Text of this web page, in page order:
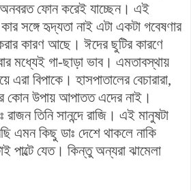
অনবরত ফোন করেই যাচ্ছেন। এই
সঙ্গে হৃদ্যতা নাই এটা একটা গবেষণার
কারণ আছে। ঈদের ছুটির কারণে
মধ্যেই গা-ছাড়া ভাব। এমতাবস্থায়
বিপাকে। হাসপাতালের বেচারারা,
কোন উপায় আপাতত এদের নাই।
রাজন তিনি সানন্দে রাজি। এই মানুষটা
এমন কিছু ডাঃ দেশে থাকলে নাকি
পাল্টে যেত। কিন্তু অন্যরা ঝামেলা